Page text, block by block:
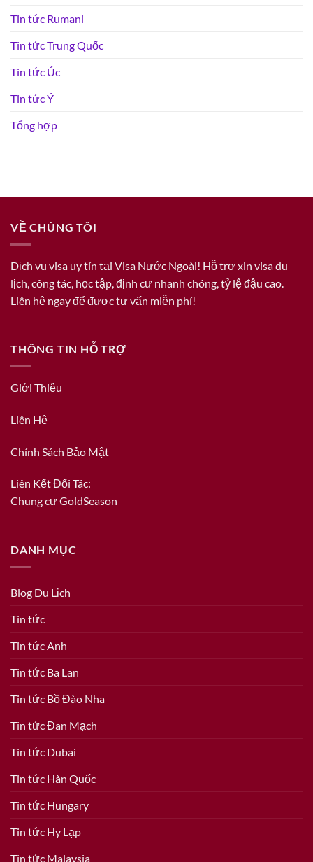
Tin tức Rumani
Tin tức Trung Quốc
Tin tức Úc
Tin tức Ý
Tổng hợp
VỀ CHÚNG TÔI
Dịch vụ visa uy tín tại Visa Nước Ngoài! Hỗ trợ xin visa du
lịch, công tác, học tập, định cư nhanh chóng, tỷ lệ đậu cao.
Liên hệ ngay để được tư vấn miễn phí!
THÔNG TIN HỖ TRỢ
Giới Thiệu
Liên Hệ
Chính Sách Bảo Mật
Liên Kết Đối Tác:
Chung cư GoldSeason
DANH MỤC
Blog Du Lịch
Tin tức
Tin tức Anh
Tin tức Ba Lan
Tin tức Bồ Đào Nha
Tin tức Đan Mạch
Tin tức Dubai
Tin tức Hàn Quốc
Tin tức Hungary
Tin tức Hy Lạp
Tin tức Malaysia